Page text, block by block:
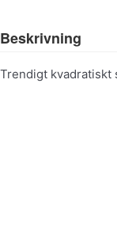
Beskrivning
Trendigt kvadratiskt